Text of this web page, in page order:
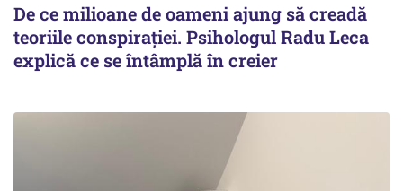
De ce milioane de oameni ajung să creadă
teoriile conspirației. Psihologul Radu Leca
explică ce se întâmplă în creier